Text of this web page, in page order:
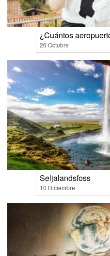
¿Cuántos
26 Octubre
Seljalandsfoss
10 Diciembre